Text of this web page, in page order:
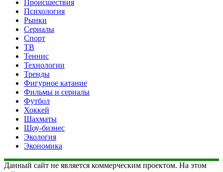
Происшествия
Психология
Рынки
Сериалы
Спорт
ТВ
Теннис
Технологии
Тренды
Фигурное катание
Фильмы и сериалы
Футбол
Хоккей
Шахматы
Шоу-бизнес
Экология
Экономика
Данный сайт не является коммерческим проектом. На этом